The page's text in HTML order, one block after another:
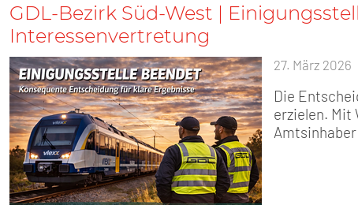
GDL-Bezirk Süd-West |
Interessenvertretung
27. März 2026
Die
erzielen. Mit